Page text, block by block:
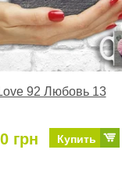
92 Любовь 13
грн Купить